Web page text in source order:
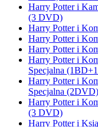
Harry Potter i
(3 DVD)
Harry Potter i
Harry Potter i
Harry Potter i
Harry Potter i
Specjalna
Harry Potter i
Specjalna (2DVD)
Harry Potter i
(3 DVD)
Harry Potter i